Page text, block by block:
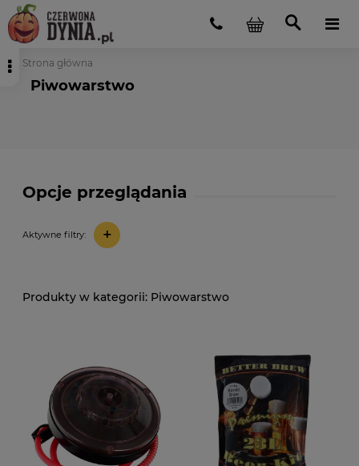
Strona główna
Piwowarstwo
Opcje przeglądania
Aktywne filtry: +
Piwowarstwo